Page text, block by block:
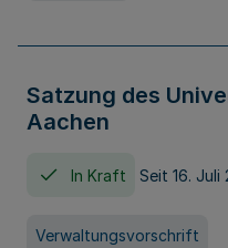
Satzung des
Aachen
In Kraft Seit 16. Juli
Verwaltungsvorschrift